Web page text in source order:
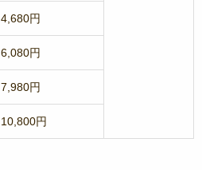
4,680円
6,080円
7,980円
10,800円